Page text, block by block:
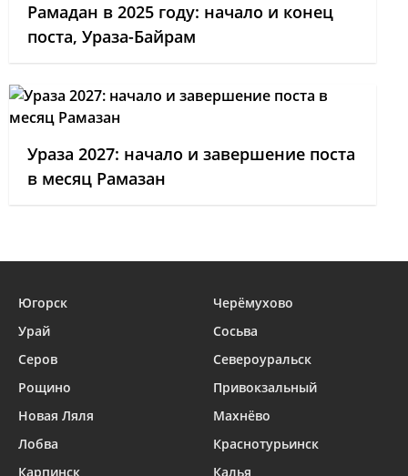
Рамадан в 2025 году: начало и конец
поста, Ураза-Байрам
Ураза 2027: начало и завершение поста
в месяц Рамазан
Югорск
Черёмухово
Урай
Сосьва
Серов
Североуральск
Рощино
Привокзальный
Новая Ляля
Махнёво
Лобва
Краснотурьинск
Карпинск
Калья